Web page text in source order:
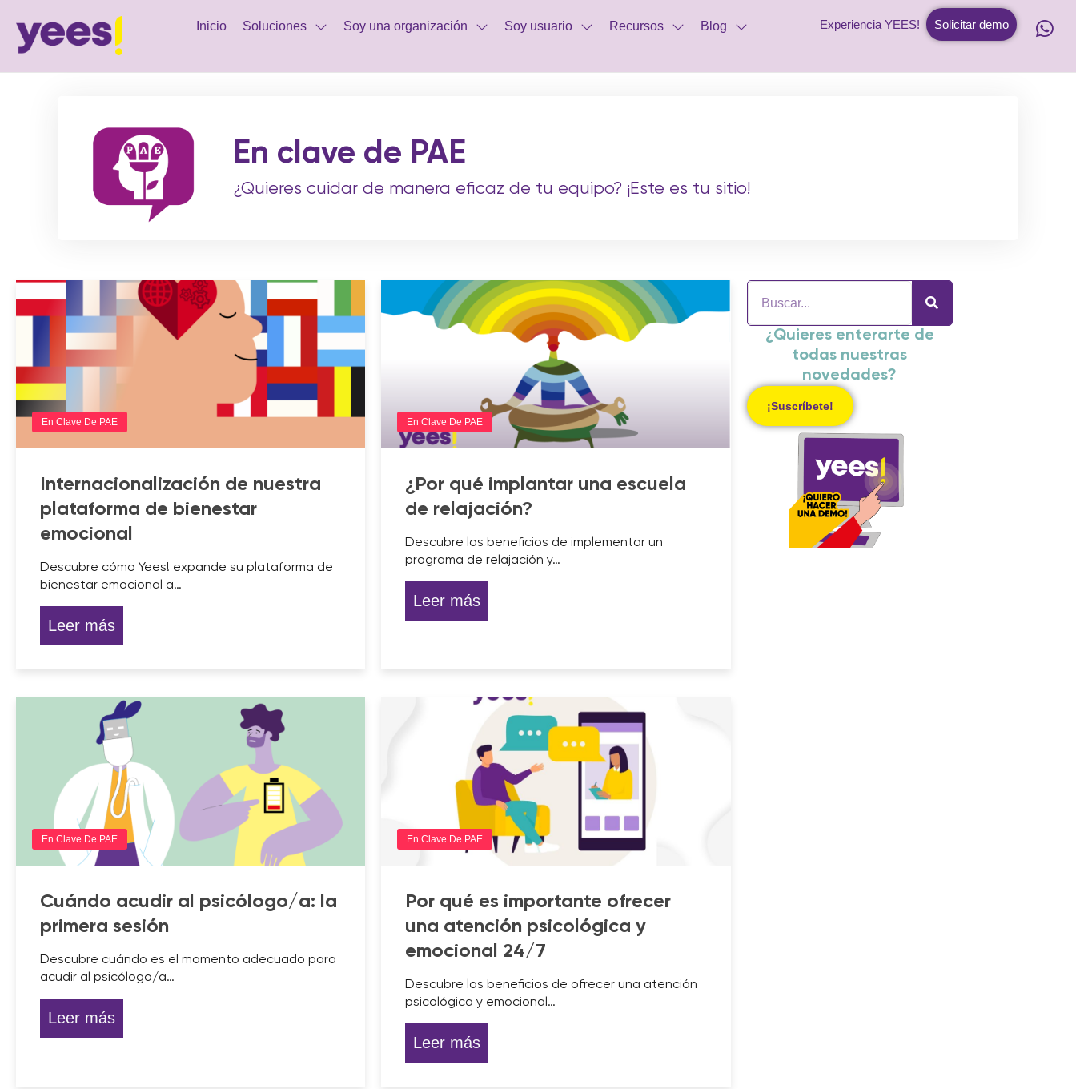
Inicio Soluciones Soy una organización Soy usuario Recursos Blog Experiencia YEES! Solicitar demo
En clave de PAE
¿Quieres cuidar de manera eficaz de tu equipo? ¡Este es tu sitio!
En Clave De PAE
Internacionalización de nuestra
plataforma de bienestar
emocional
Descubre cómo Yees! expande su plataforma de
bienestar emocional a…
Leer más
En Clave De PAE
¿Por qué implantar una escuela
de relajación?
Descubre los beneficios de implementar un
programa de relajación y…
Leer más
En Clave De PAE
Cuándo acudir al psicólogo/a: la
primera sesión
Descubre cuándo es el momento adecuado para
acudir al psicólogo/a…
Leer más
En Clave De PAE
Por qué es importante ofrecer
una atención psicológica y
emocional 24/7
Descubre los beneficios de ofrecer una atención
psicológica y emocional…
Leer más
¿Quieres enterarte de
todas nuestras
novedades?
¡Suscríbete!